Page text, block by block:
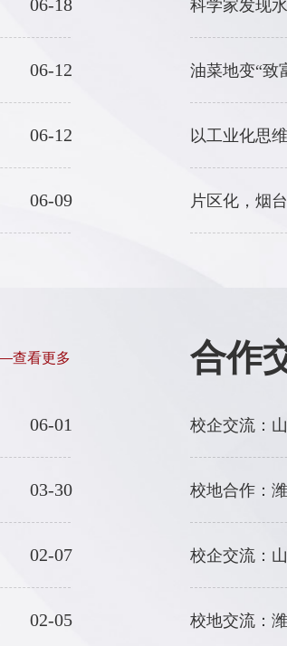
06-18
06-12
06-12
06-09
科学家发现
油菜地变“
片区化，烟
查看更多
06-01
03-30
02-07
02-05
合作
校地合作：
校地交流：